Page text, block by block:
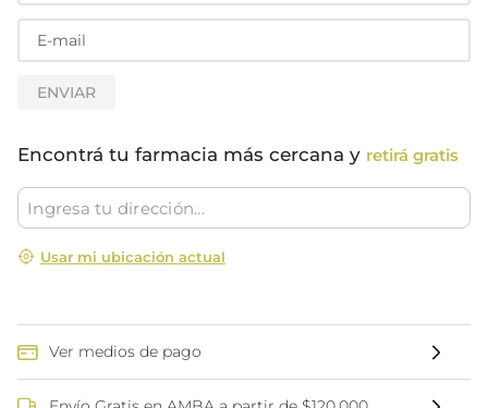
ENVIAR
Encontrá tu farmacia más cercana y retirá gratis
Usar mi ubicación actual
Ver medios de pago